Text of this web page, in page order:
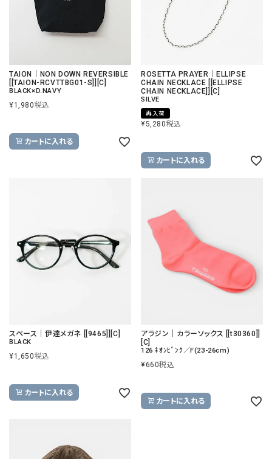
TAION｜NON DOWN REVERSIBLE
[[TAION-RCVTTBG01-S]][C]
BLACK×D.NAVY
¥1,980税込
カートに入れる
ROSETTA PRAYER｜ELLIPSE
CHAIN NECKLACE [[ELLIPSE
CHAIN NECKLACE]][C]
SILVE
再入荷
¥5,280税込
カートに入れる
スペース｜伊達メガネ [[9465]][C]
BLACK
¥1,650税込
カートに入れる
アラジン｜カラーソックス [[t30360]]
[C]
126 ﾈｵﾝﾋﾟﾝｸ／F(23-26cm)
¥660税込
カートに入れる